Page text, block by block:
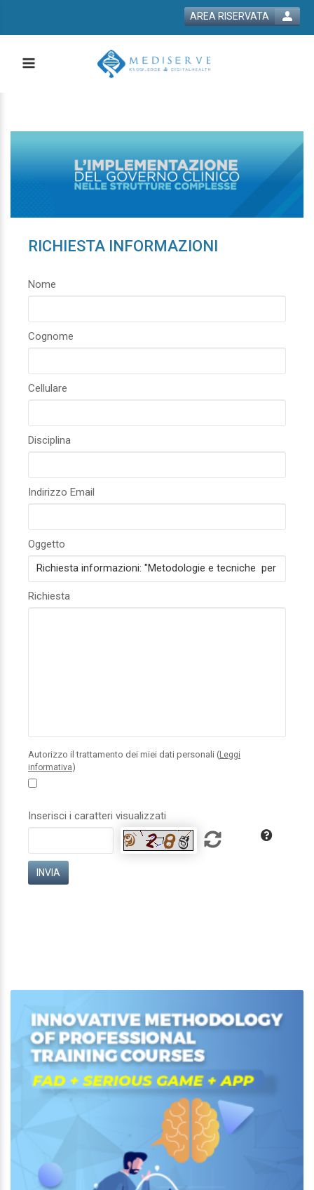
AREA RISERVATA
RICHIESTA INFORMAZIONI
Nome
Cognome
Cellulare
Disciplina
Indirizzo Email
Oggetto
Richiesta
Autorizzo il trattamento dei miei dati personali (Leggi
informativa)
Inserisci i caratteri visualizzati